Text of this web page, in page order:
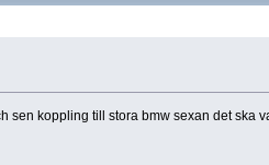
sen koppling till stora bmw sexan det ska